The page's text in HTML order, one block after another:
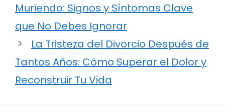
Muriendo: Signos y Síntomas Clave
que No Debes Ignorar
La Tristeza del Divorcio Después de
Tantos Años: Cómo Superar el Dolor y
Reconstruir Tu Vida